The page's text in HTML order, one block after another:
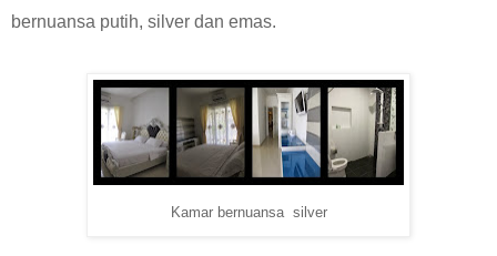
bernuansa putih, silver dan emas.
Kamar bernuansa silver